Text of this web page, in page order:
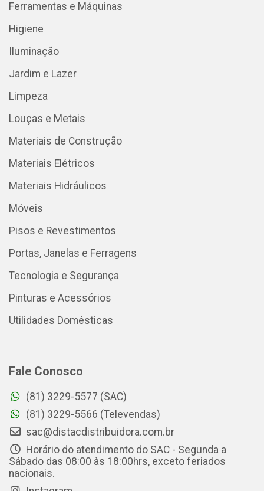
Ferramentas e Máquinas
Higiene
Iluminação
Jardim e Lazer
Limpeza
Louças e Metais
Materiais de Construção
Materiais Elétricos
Materiais Hidráulicos
Móveis
Pisos e Revestimentos
Portas, Janelas e Ferragens
Tecnologia e Segurança
Pinturas e Acessórios
Utilidades Domésticas
Fale Conosco
(81) 3229-5577 (SAC)
(81) 3229-5566 (Televendas)
sac@distacdistribuidora.com.br
Horário do atendimento do SAC - Segunda a
Sábado das 08:00 às 18:00hrs, exceto feriados
nacionais.